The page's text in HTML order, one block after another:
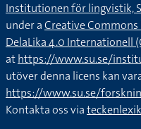
Institutionen för lingvistik,
under aCreative
DelaLika 4.0 Internationell
athttps://www.su.se/
utöver denna licens kan
https://www.su.se/
Kontakta oss via